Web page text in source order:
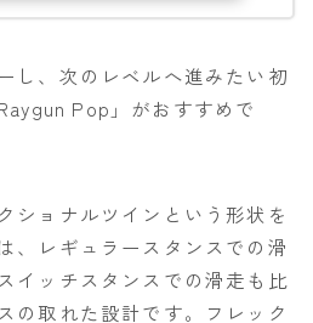
し、次のレベルへ進みたい初
Pop」がおすすめで
ショナルツインという形状を
、レギュラースタンスでの滑
イッチスタンスでの滑走も比
の取れた設計です。フレック